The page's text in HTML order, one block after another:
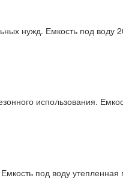
нужд. Емкость под воду
использования.
под воду